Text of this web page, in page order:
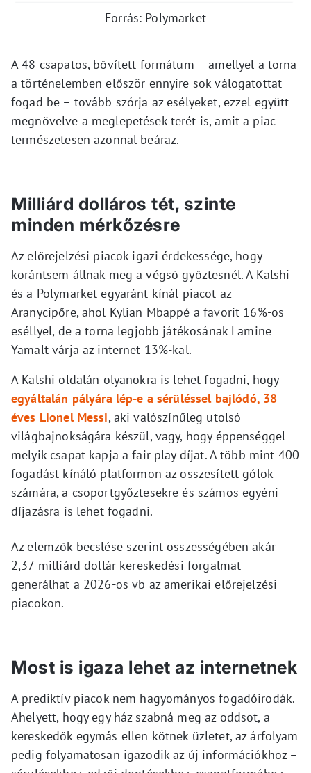
Forrás: Polymarket
A 48 csapatos, bővített formátum – amellyel a torna
a történelemben először ennyire sok válogatottat
fogad be – tovább szórja az esélyeket, ezzel együtt
megnövelve a meglepetések terét is, amit a piac
természetesen azonnal beáraz.
Milliárd dolláros tét, szinte
minden mérkőzésre
Az előrejelzési piacok igazi érdekessége, hogy
korántsem állnak meg a végső győztesnél. A Kalshi
és a Polymarket egyaránt kínál piacot az
Aranycipőre, ahol Kylian Mbappé a favorit 16%-os
eséllyel, de a torna legjobb játékosának Lamine
Yamalt várja az internet 13%-kal.
A Kalshi oldalán olyanokra is lehet fogadni, hogy
egyáltalán pályára lép-e a sérüléssel bajlódó, 38
éves Lionel Messi, aki valószínűleg utolsó
világbajnokságára készül, vagy, hogy éppenséggel
melyik csapat kapja a fair play díjat. A több mint 400
fogadást kínáló platformon az összesített gólok
számára, a csoportgyőztesekre és számos egyéni
díjazásra is lehet fogadni.
Az elemzők becslése szerint összességében akár
2,37 milliárd dollár kereskedési forgalmat
generálhat a 2026-os vb az amerikai előrejelzési
piacokon.
Most is igaza lehet az internetnek
A prediktív piacok nem hagyományos fogadóirodák.
Ahelyett, hogy egy ház szabná meg az oddsot, a
kereskedők egymás ellen kötnek üzletet, az árfolyam
pedig folyamatosan igazodik az új információkhoz –